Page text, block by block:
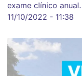
exame clínico anual.
11/10/2022 - 11:38